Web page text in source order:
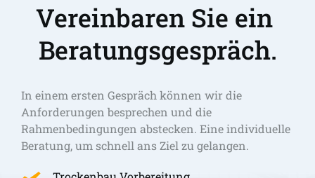
Vereinbaren Sie ein
Beratungsgespräch.
In einem ersten Gespräch können wir die
Anforderungen besprechen und die
Rahmenbedingungen abstecken. Eine individuelle
Beratung, um schnell ans Ziel zu gelangen.